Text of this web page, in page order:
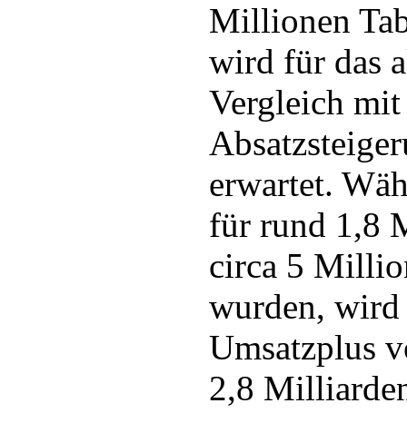
Millionen
wird für das
Vergleich mit
erwartet.
für rund 1,8
circa 5
wurden,
Umsatzplus
2,8